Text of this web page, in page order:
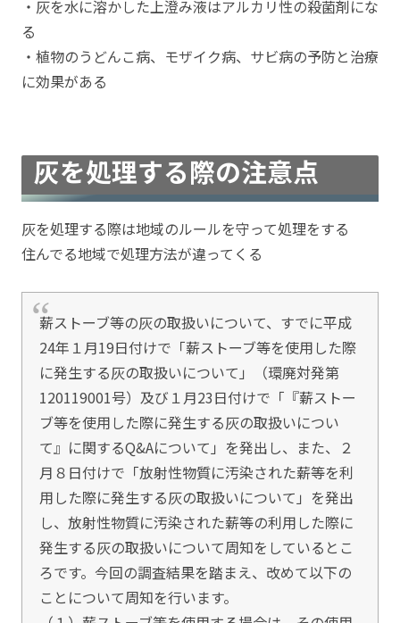
・灰を水に溶かした上澄み液はアルカリ性の殺菌剤にな
る
・植物のうどんこ病、モザイク病、サビ病の予防と治療
に効果がある
灰を処理する際の注意点
灰を処理する際は地域のルールを守って処理をする
住んでる地域で処理方法が違ってくる
薪ストーブ等の灰の取扱いについて、すでに平成
24年１月19日付けで「薪ストーブ等を使用した際
に発生する灰の取扱いについて」（環廃対発第
120119001号）及び１月23日付けで「『薪ストー
ブ等を使用した際に発生する灰の取扱いについ
て』に関するQ&Aについて」を発出し、また、２
月８日付けで「放射性物質に汚染された薪等を利
用した際に発生する灰の取扱いについて」を発出
し、放射性物質に汚染された薪等の利用した際に
発生する灰の取扱いについて周知をしているとこ
ろです。今回の調査結果を踏まえ、改めて以下の
ことについて周知を行います。